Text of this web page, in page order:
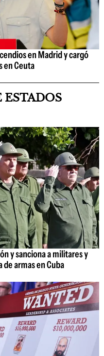
en Madrid y cargó
en Ceuta
y sanciona a militares y
armas en Cuba